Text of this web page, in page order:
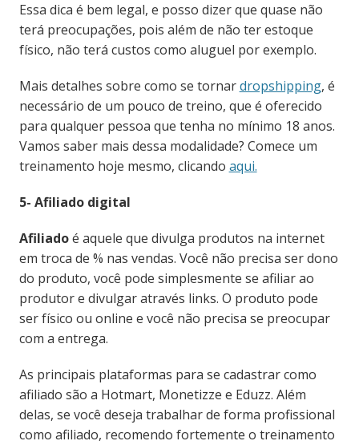
Essa dica é bem legal, e posso dizer que quase não
terá preocupações, pois além de não ter estoque
físico, não terá custos como aluguel por exemplo.
Mais detalhes sobre como se tornardropshipping, é
necessário de um pouco de treino, que é oferecido
para qualquer pessoa que tenha no mínimo 18 anos.
Vamos saber mais dessa modalidade? Comece um
treinamento hoje mesmo, clicando aqui.
5- Afiliado digital
Afiliadoé aquele que divulga produtos na internet
em troca de % nas vendas. Você não precisa ser dono
do produto, você pode simplesmente se afiliar ao
produtor e divulgar através links. O produto pode
ser físico ou online e você não precisa se preocupar
com a entrega.
As principais plataformas para se cadastrar como
afiliado são a Hotmart, Monetizze e Eduzz. Além
delas, se você deseja trabalhar de forma profissional
como afiliado, recomendo fortemente o treinamento